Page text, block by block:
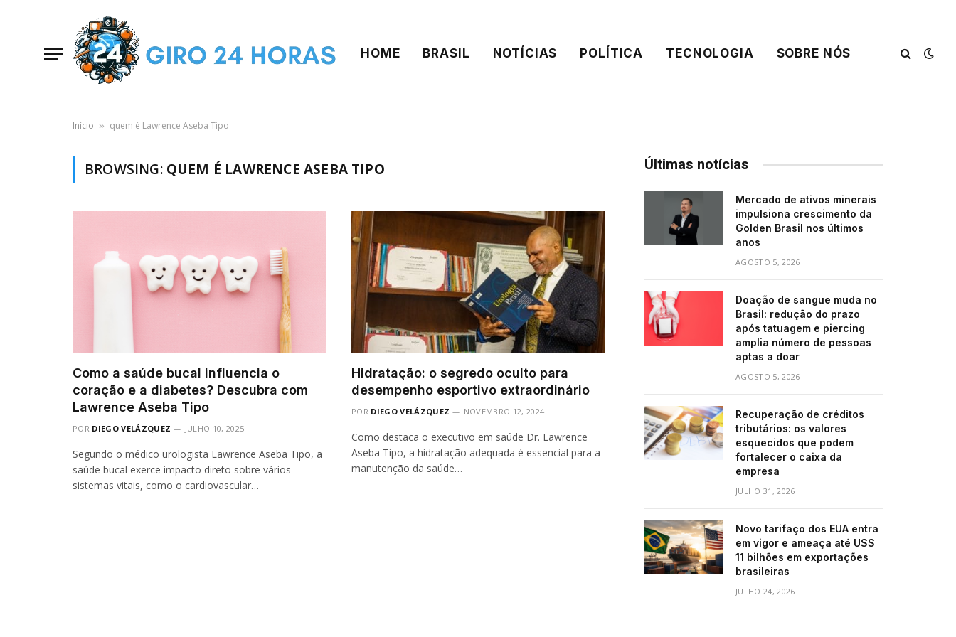
HOME BRASIL NOTÍCIAS POLÍTICA TECNOLOGIA SOBRE NÓS
Início » quem é Lawrence Aseba Tipo
BROWSING: QUEM É LAWRENCE ASEBA TIPO
Como a saúde bucal influencia o
coração e a diabetes? Descubra com
Lawrence Aseba Tipo
POR DIEGO VELÁZQUEZ JULHO 10, 2025
Segundo o médico urologista Lawrence Aseba Tipo, a
saúde bucal exerce impacto direto sobre vários
sistemas vitais, como o cardiovascular…
Hidratação: o segredo oculto para
desempenho esportivo extraordinário
POR DIEGO VELÁZQUEZ NOVEMBRO 12, 2024
Como destaca o executivo em saúde Dr. Lawrence
Aseba Tipo, a hidratação adequada é essencial para a
manutenção da saúde…
Últimas notícias
Mercado de ativos minerais
impulsiona crescimento da
Golden Brasil nos últimos
anos
AGOSTO 5, 2026
Doação de sangue muda no
Brasil: redução do prazo
após tatuagem e piercing
amplia número de pessoas
aptas a doar
AGOSTO 5, 2026
Recuperação de créditos
tributários: os valores
esquecidos que podem
fortalecer o caixa da
empresa
JULHO 31, 2026
Novo tarifaço dos EUA entra
em vigor e ameaça até US$
11 bilhões em exportações
brasileiras
JULHO 24, 2026